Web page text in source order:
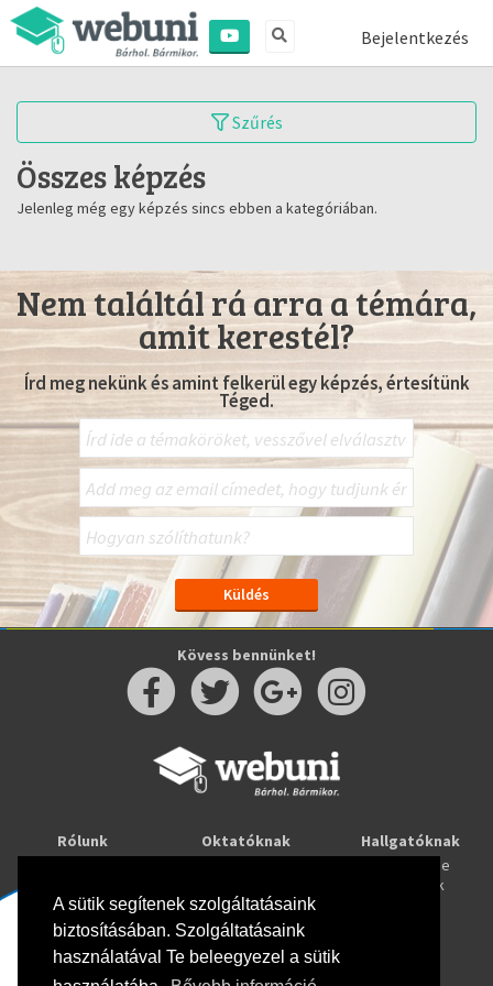
A sütik segítenek szolgáltatásaink
biztosításában. Szolgáltatásaink
használatával Te beleegyezel a sütik
Bejelentkezés
Szűrés
Összes képzés
Jelenleg még egy képzés sincs ebben a kategóriában.
Nem találtál rá arra a témára,
amit kerestél?
Írd meg nekünk és amint felkerül egy képzés, értesítünk
Téged.
Kövess bennünket!
Rólunk
Oktatóknak
Webuni Stúdió
Hallgatóknak
Tanulj online
Képzések
Info
Adatkezelési tájékoztató
ÁSZF